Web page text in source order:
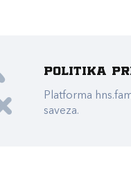
Politika
Platforma
saveza.